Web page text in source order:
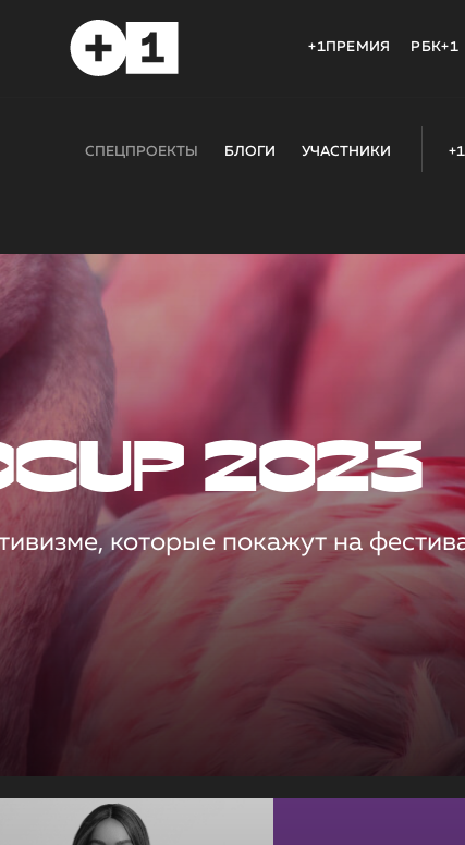
+1ПРЕМИЯ РБК+1
СПЕЦПРОЕКТЫ БЛОГИ УЧАСТНИКИ
2023
которые покажут на